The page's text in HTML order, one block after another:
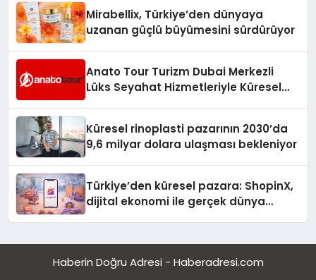
Mirabellix, Türkiye’den dünyaya
uzanan güçlü büyümesini sürdürüyor
Anato Tour Turizm Dubai Merkezli
Lüks Seyahat Hizmetleriyle Küresel
Küresel rinoplasti pazarının 2030’da
9,6 milyar dolara ulaşması bekleniyor
Türkiye’den küresel pazara: ShopinX,
dijital ekonomi ile gerçek dünya
Haberin Doğru Adresi - Haberadresi.com